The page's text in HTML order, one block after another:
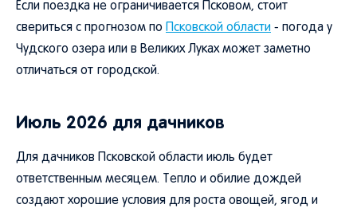
Если поездка не ограничивается Псковом, стоит
свериться с прогнозом по Псковской области - погода у
Чудского озера или в Великих Луках может заметно
отличаться от городской.
Июль 2026 для дачников
Для дачников Псковской области июль будет
ответственным месяцем. Тепло и обилие дождей
создают хорошие условия для роста овощей, ягод и